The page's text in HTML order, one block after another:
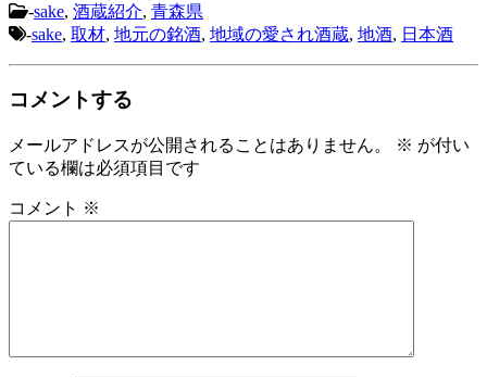
-sake, 酒蔵紹介, 青森県
-sake, 取材, 地元の銘酒, 地域の愛され酒蔵, 地酒, 日本酒
コメントする
メールアドレスが公開されることはありません。 ※ が付い
ている欄は必須項目です
コメント ※